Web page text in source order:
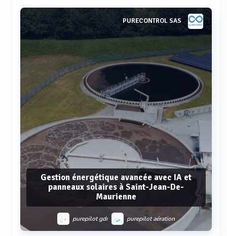
Voir plusPURECONTROL SAS
Gestion énergétique avancée avec IA et
panneaux solaires à Saint-Jean-De-
Maurienne
purepilot gdr purepilot aération